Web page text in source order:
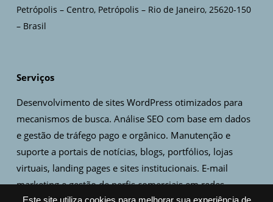
Petrópolis – Centro, Petrópolis – Rio de Janeiro, 25620-150
– Brasil
Serviços
Desenvolvimento de sites WordPress otimizados para
mecanismos de busca. Análise SEO com base em dados
e gestão de tráfego pago e orgânico. Manutenção e
suporte a portais de notícias, blogs, portfólios, lojas
virtuais, landing pages e sites institucionais. E-mail
marketing e gestão de perfis comerciais em redes